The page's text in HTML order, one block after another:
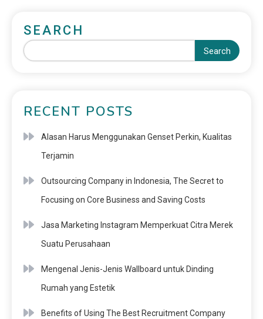
SEARCH
Search
RECENT POSTS
Alasan Harus Menggunakan Genset Perkin, Kualitas
Terjamin
Outsourcing Company in Indonesia, The Secret to
Focusing on Core Business and Saving Costs
Jasa Marketing Instagram Memperkuat Citra Merek
Suatu Perusahaan
Mengenal Jenis-Jenis Wallboard untuk Dinding
Rumah yang Estetik
Benefits of Using The Best Recruitment Company